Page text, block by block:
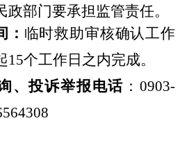
部门要承担监管责任。
： 临时救助审核确认工作
15个工作日之内完成。
、投诉举报电话 ：0903-